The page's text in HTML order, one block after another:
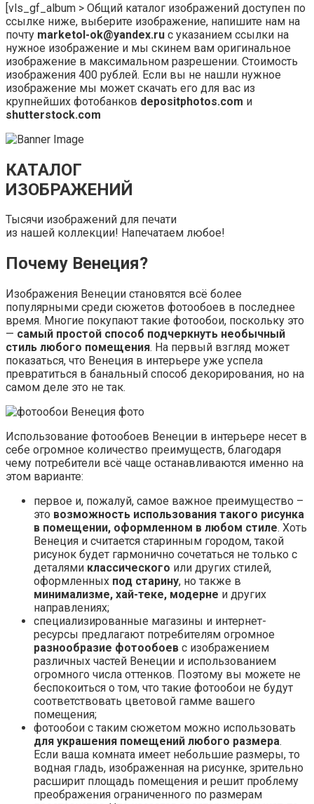
[vls_gf_album > Общий каталог изображений доступен по
ссылке ниже, выберите изображение, напишите нам на
почту marketol-ok@yandex.ru с указанием ссылки на
нужное изображение и мы скинем вам оригинальное
изображение в максимальном разрешении. Стоимость
изображения 400 рублей. Если вы не нашли нужное
изображение мы может скачать его для вас из
крупнейших фотобанков depositphotos.com и
shutterstock.com
КАТАЛОГ
ИЗОБРАЖЕНИЙ
Тысячи изображений для печати
из нашей коллекции! Напечатаем любое!
Почему Венеция?
Изображения Венеции становятся всё более
популярными среди сюжетов фотообоев в последнее
время. Многие покупают такие фотообои, поскольку это
— самый простой способ подчеркнуть необычный
стиль любого помещения. На первый взгляд может
показаться, что Венеция в интерьере уже успела
превратиться в банальный способ декорирования, но на
самом деле это не так.
Использование фотообоев Венеции в интерьере несет в
себе огромное количество преимуществ, благодаря
чему потребители всё чаще останавливаются именно на
этом варианте:
первое и, пожалуй, самое важное преимущество –
это возможность использования такого рисунка
в помещении, оформленном в любом стиле. Хоть
Венеция и считается старинным городом, такой
рисунок будет гармонично сочетаться не только с
деталями классического или других стилей,
оформленных под старину, но также в
минимализме, хай-теке, модерне и других
направлениях;
специализированные магазины и интернет-
ресурсы предлагают потребителям огромное
разнообразие фотообоев с изображением
различных частей Венеции и использованием
огромного числа оттенков. Поэтому вы можете не
беспокоиться о том, что такие фотообои не будут
соответствовать цветовой гамме вашего
помещения;
фотообои с таким сюжетом можно использовать
для украшения помещений любого размера.
Если ваша комната имеет небольшие размеры, то
водная гладь, изображенная на рисунке, зрительно
расширит площадь помещения и решит проблему
преображения ограниченного по размерам